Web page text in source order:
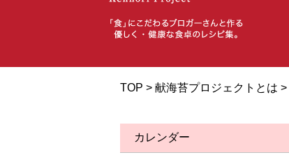
TOP > 献海苔プロジェクトとは >
カレンダー